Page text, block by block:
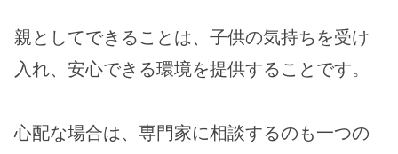
親としてできることは、子供の気持ちを受け
入れ、安心できる環境を提供することです。
心配な場合は、専門家に相談するのも一つの